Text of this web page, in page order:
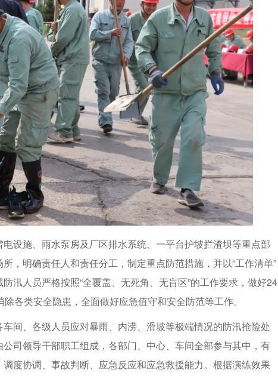
设施、雨水泵房及厂区排水系统、一平台护坡拦渣坝等重点部
，明确责任人和责任分工，制定重点防范措施，并以“工作清单”
汛人员严格按照“全覆盖、无死角、无盲区”的工作要求，做好24
各类安全隐患，全面做好应急值守和安全防范等工作。
间、各级人员应对暴雨、内涝、滑坡等极端情况的防汛抢险处
司领导干部职工组成，各部门、中心、车间全部参与其中，有
度协调、事故判断、应急反应和应急救援能力。根据演练效果